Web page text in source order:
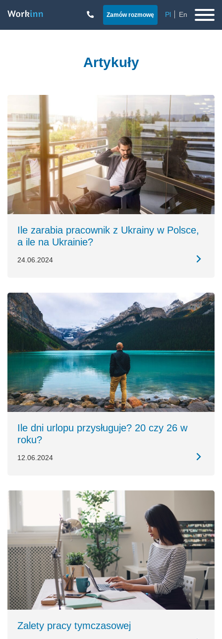
Zamów rozmowę Pl En
Artykuły
Ile zarabia pracownik z Ukrainy w Polsce,
a ile na Ukrainie?
24.06.2024
Ile dni urlopu przysługuje? 20 czy 26 w
roku?
12.06.2024
Zalety pracy tymczasowej